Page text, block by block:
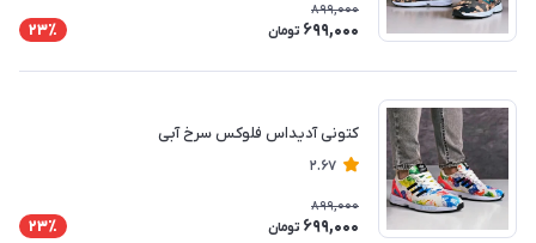
899,000
699,000 تومان 23٪
کتونی آدیداس فلوکس سرخ آبی
2.67
899,000
699,000 تومان 23٪